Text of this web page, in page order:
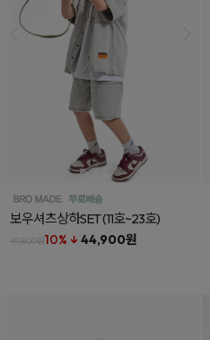
보우셔츠상하SET(11호~23호)
49,800원10% ↓ 44,900원